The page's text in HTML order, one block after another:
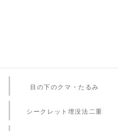
目の下のクマ・たるみ
シークレット埋没法二重